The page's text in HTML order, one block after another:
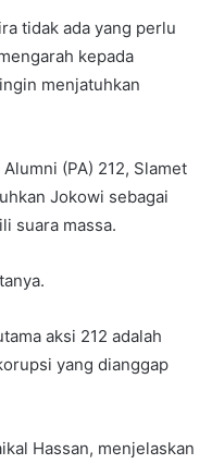
tidak ada yang perlu
kepada
menjatuhkan
(PA) 212, Slamet
Jokowi sebagai
suara massa.
aksi 212 adalah
yang dianggap
Hassan, menjelaskan